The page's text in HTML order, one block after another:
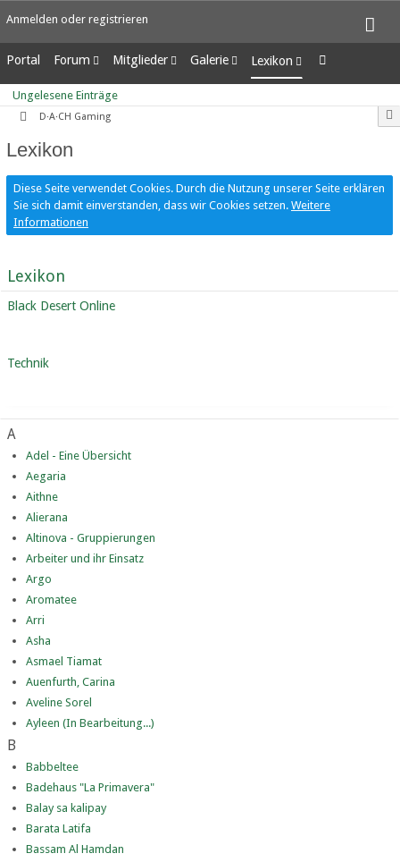
Anmelden oder registrieren
Portal Forum
Unerledigte Themen
Mitglieder
Letzte Aktivitäten
Benutzer online
Galerie
Alben
Bilder
Lexikon
Ungelesene Einträge
Ungelesene Einträge
D·A·CH Gaming
Lexikon
Diese Seite verwendet Cookies. Durch die Nutzung unserer Seite erklären
Sie sich damit einverstanden, dass wir Cookies setzen. Weitere
Informationen
Lexikon
Black Desert Online
Technik
A
Adel - Eine Übersicht
Aegaria
Aithne
Alierana
Altinova - Gruppierungen
Arbeiter und ihr Einsatz
Argo
Aromatee
Arri
Asha
Asmael Tiamat
Auenfurth, Carina
Aveline Sorel
Ayleen (In Bearbeitung...)
B
Babbeltee
Badehaus "La Primavera"
Balay sa kalipay
Barata Latifa
Bassam Al Hamdan